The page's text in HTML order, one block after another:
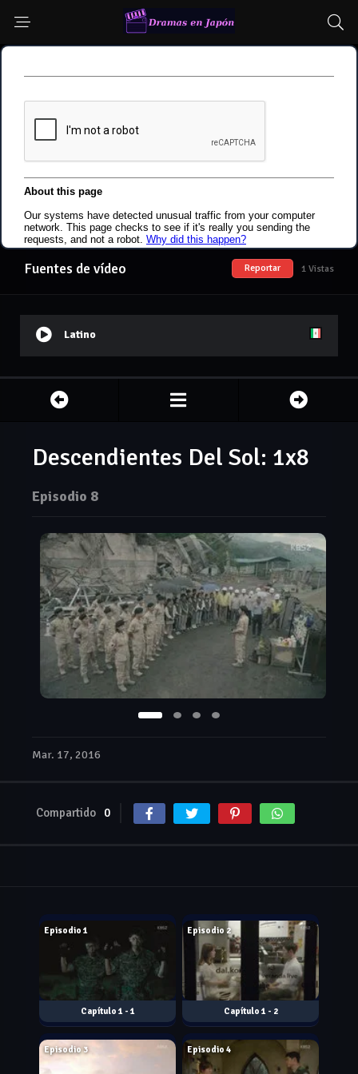
Fuentes de vídeo 1 Vistas
Reportar
Latino
Descendientes Del Sol: 1x8
Episodio 8
Mar. 17, 2016
Compartido 0
1 - 1
Episodio 1
1 - 2
Episodio 2
Episodio 3
Mar. 02, 2016
Episodio 4
Mar. 03, 2016